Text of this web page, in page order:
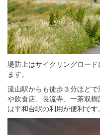
堤防上はサイクリングロー
ます。
流山駅からも徒歩３分ほど
や飲食店、長流寺、一茶双
は平和台駅の利用が便利です。